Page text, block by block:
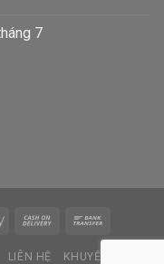
7
LIÊN HỆ KHUYẾN MẠI